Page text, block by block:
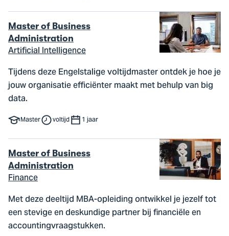
Master of Business
Administration
Artificial Intelligence
Tijdens deze Engelstalige voltijdmaster ontdek je hoe je
jouw organisatie efficiënter maakt met behulp van big
data.
Master voltijd 1 jaar
Master of Business
Administration
Finance
Met deze deeltijd MBA-opleiding ontwikkel je jezelf tot
een stevige en deskundige partner bij financiële en
accountingvraagstukken.